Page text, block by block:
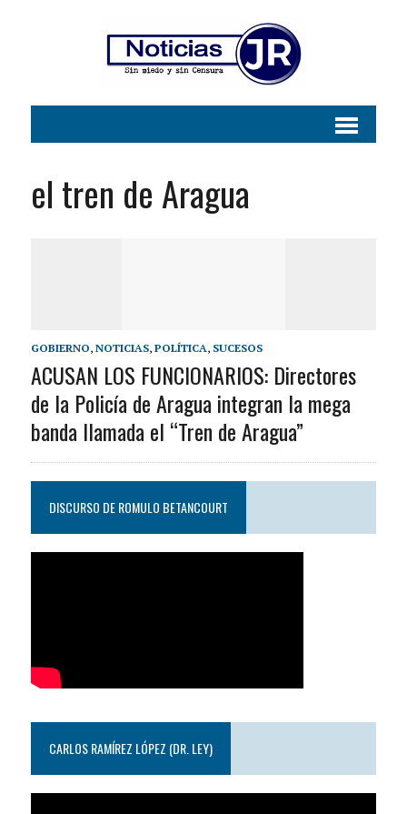
el tren de Aragua
GOBIERNO, NOTICIAS, POLÍTICA, SUCESOS
ACUSAN LOS FUNCIONARIOS: Directores
de la Policía de Aragua integran la mega
banda llamada el “Tren de Aragua”
DISCURSO DE ROMULO BETANCOURT
CARLOS RAMÍREZ LÓPEZ (DR. LEY)